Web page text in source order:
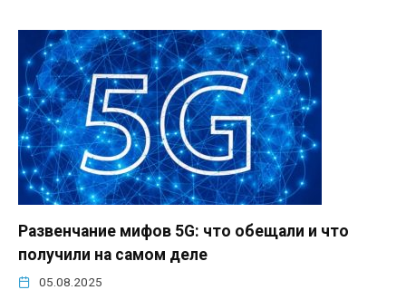
Развенчание мифов 5G: что обещали и что
получили на самом деле
05.08.2025